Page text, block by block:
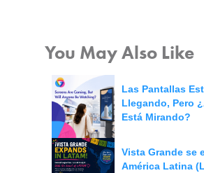
You May Also Like
Las Pantallas
Llegando, Pero
Está Mirando?
Vista Grande se
América Latina